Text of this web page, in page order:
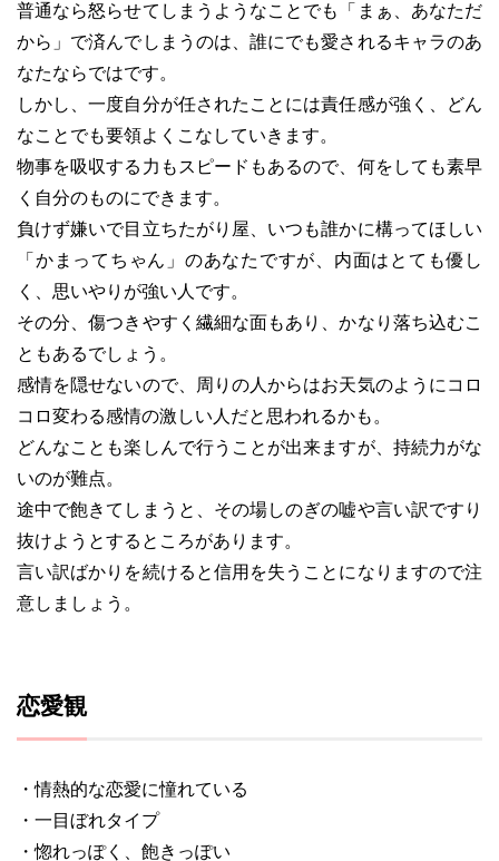
普通なら怒らせてしまうようなことでも「まぁ、あなただ
から」で済んでしまうのは、誰にでも愛されるキャラのあ
なたならではです。
しかし、一度自分が任されたことには責任感が強く、どん
なことでも要領よくこなしていきます。
物事を吸収する力もスピードもあるので、何をしても素早
く自分のものにできます。
負けず嫌いで目立ちたがり屋、いつも誰かに構ってほしい
「かまってちゃん」のあなたですが、内面はとても優し
く、思いやりが強い人です。
その分、傷つきやすく繊細な面もあり、かなり落ち込むこ
ともあるでしょう。
感情を隠せないので、周りの人からはお天気のようにコロ
コロ変わる感情の激しい人だと思われるかも。
どんなことも楽しんで行うことが出来ますが、持続力がな
いのが難点。
途中で飽きてしまうと、その場しのぎの嘘や言い訳ですり
抜けようとするところがあります。
言い訳ばかりを続けると信用を失うことになりますので注
意しましょう。
恋愛観
・情熱的な恋愛に憧れている
・一目ぼれタイプ
・惚れっぽく、飽きっぽい